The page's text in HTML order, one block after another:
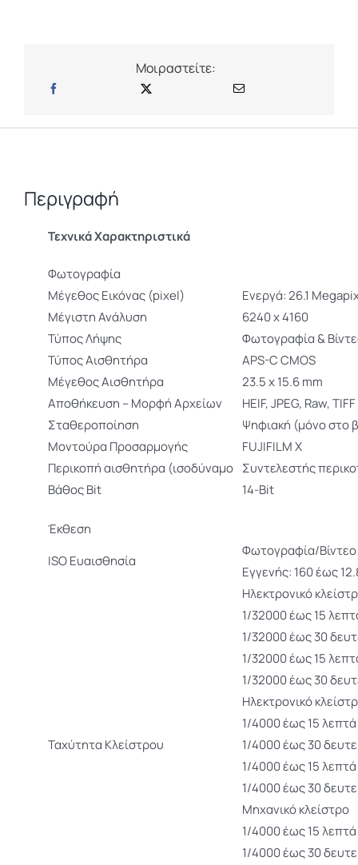
Μοιραστείτε:
Περιγραφή
Τεχνικά Χαρακτηριστικά
Φωτογραφία
Μέγεθος Eικόνας (pixel)
Ενεργά: 26.1
Μέγιστη Ανάλυση
6240 x 4160
Τύπος Λήψης
Φωτογραφία &
Τύπος Αισθητήρα
APS-C CMOS
Μέγεθος Αισθητήρα
23.5 x 15.6 mm
Αποθήκευση – Μορφή Αρχείων
HEIF, JPEG, Raw, TIFF
Σταθεροποίηση
Ψηφιακή (μόνο στο
Μοντούρα Προσαρμογής
FUJIFILM X
Περικοπή αισθητήρα (ισοδύναμο Συντελεστής
Βάθος Bit
14-Bit
Έκθεση
ISO Ευαισθησία
Φωτογραφία/Βίντεο
Εγγενής: 160 έως
Ταχύτητα Κλείστρου
Ηλεκτρονικό
1/32000 έως 15
1/32000 έως 30
1/32000 έως 15
1/32000 έως 30
Ηλεκτρονικό
1/4000 έως 15 λεπτά
1/4000 έως 30
1/4000 έως 15
1/4000 έως 30
Μηχανικό κλείστρο
1/4000 έως 15 λεπτά
1/4000 έως 30